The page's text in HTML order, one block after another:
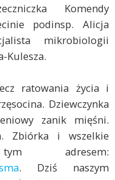
Komendy
podinsp. Alicja
mikrobiologii
Kulesza.
ratowania życia i
Dziewczynka
zanik mięśni.
Zbiórka i wszelkie
adresem:
. Dziś naszym